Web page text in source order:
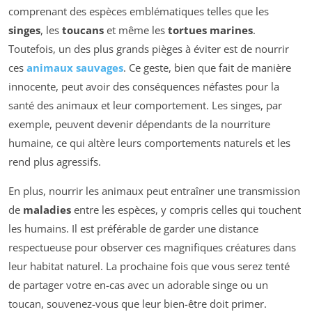
comprenant des espèces emblématiques telles que les
singes, les toucans et même les tortues marines.
Toutefois, un des plus grands pièges à éviter est de nourrir
ces animaux sauvages. Ce geste, bien que fait de manière
innocente, peut avoir des conséquences néfastes pour la
santé des animaux et leur comportement. Les singes, par
exemple, peuvent devenir dépendants de la nourriture
humaine, ce qui altère leurs comportements naturels et les
rend plus agressifs.
En plus, nourrir les animaux peut entraîner une transmission
de maladies entre les espèces, y compris celles qui touchent
les humains. Il est préférable de garder une distance
respectueuse pour observer ces magnifiques créatures dans
leur habitat naturel. La prochaine fois que vous serez tenté
de partager votre en-cas avec un adorable singe ou un
toucan, souvenez-vous que leur bien-être doit primer.